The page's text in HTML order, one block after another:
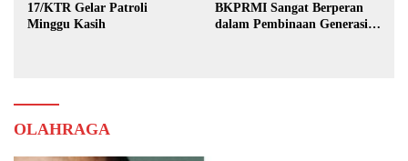
17/KTR Gelar Patroli
Minggu Kasih
BKPRMI Sangat Berperan
dalam Pembinaan Generasi
OLAHRAGA